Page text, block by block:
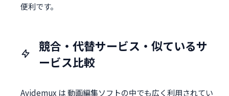
便利です。
競合・代替サービス・似ているサ
ービス比較
Avidemux は 動画編集ソフトの中でも広く利用されてい